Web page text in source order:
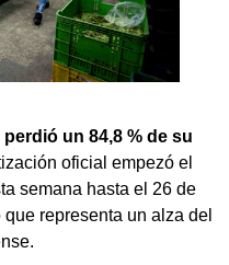
un 84,8 % de su
oficial empezó el
semana hasta el 26 de
representa un alza del